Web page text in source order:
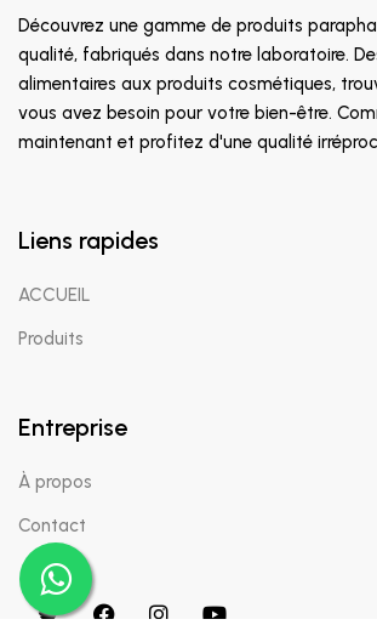
Découvrez une gamme de produits
qualité, fabriqués dans notre laboratoire.
alimentaires aux produits cosmétiques,
vous avez besoin pour votre bien-être.
maintenant et profitez d'une qualité
Liens rapides
ACCUEIL
Produits
Entreprise
À propos
Contact